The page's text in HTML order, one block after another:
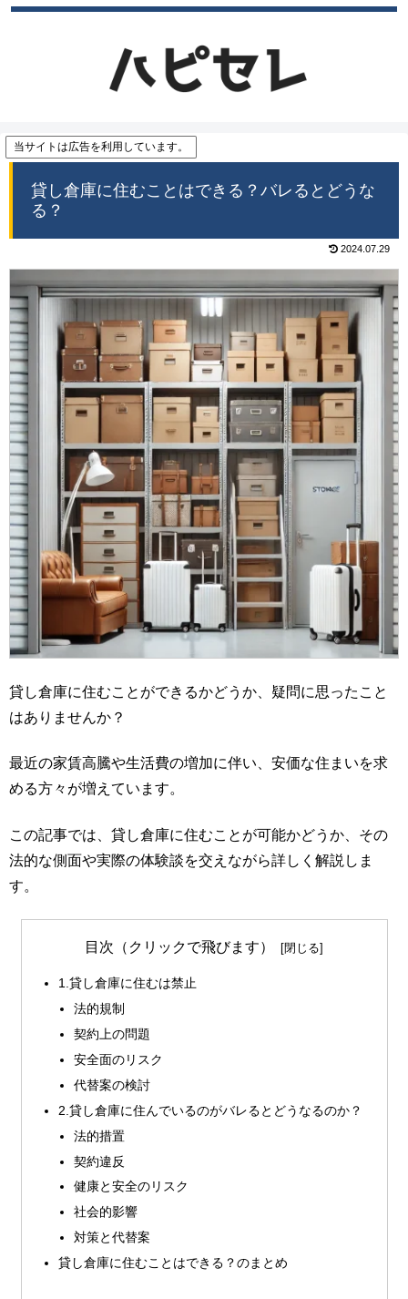
当サイトは広告を利用しています。
貸し倉庫に住むことはできる？バレるとどうな
る？
2024.07.29
貸し倉庫に住むことができるかどうか、疑問に思ったこと
はありませんか？
最近の家賃高騰や生活費の増加に伴い、安価な住まいを求
める方々が増えています。
この記事では、貸し倉庫に住むことが可能かどうか、その
法的な側面や実際の体験談を交えながら詳しく解説しま
す。
目次（クリックで飛びます）
1.貸し倉庫に住むは禁止
法的規制
契約上の問題
安全面のリスク
代替案の検討
2.貸し倉庫に住んでいるのがバレるとどうなるのか？
法的措置
契約違反
健康と安全のリスク
社会的影響
対策と代替案
貸し倉庫に住むことはできる？のまとめ